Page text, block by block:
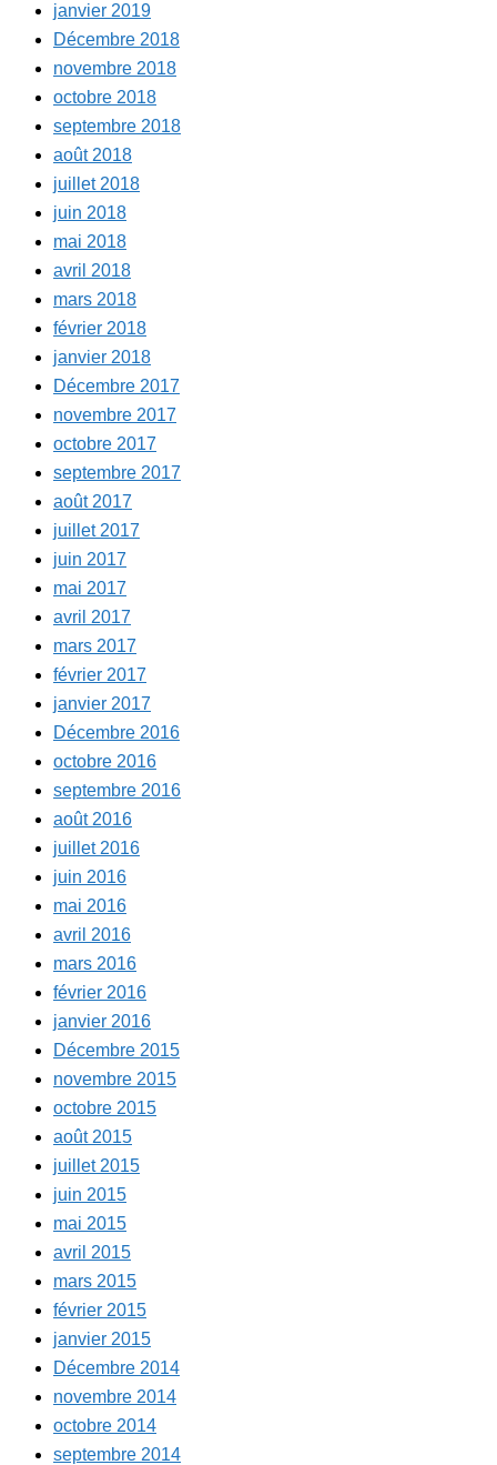
janvier 2019
Décembre 2018
novembre 2018
octobre 2018
septembre 2018
août 2018
juillet 2018
juin 2018
mai 2018
avril 2018
mars 2018
février 2018
janvier 2018
Décembre 2017
novembre 2017
octobre 2017
septembre 2017
août 2017
juillet 2017
juin 2017
mai 2017
avril 2017
mars 2017
février 2017
janvier 2017
Décembre 2016
octobre 2016
septembre 2016
août 2016
juillet 2016
juin 2016
mai 2016
avril 2016
mars 2016
février 2016
janvier 2016
Décembre 2015
novembre 2015
octobre 2015
août 2015
juillet 2015
juin 2015
mai 2015
avril 2015
mars 2015
février 2015
janvier 2015
Décembre 2014
novembre 2014
octobre 2014
septembre 2014